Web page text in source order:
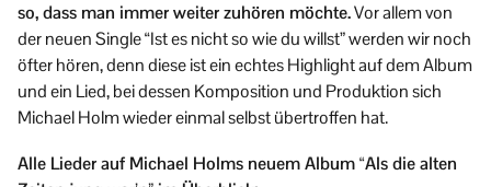
so, dass man immer weiter zuhören möchte.Vor allem von
der neuen Single “Ist es nicht so wie du willst” werden wir noch
öfter hören, denn diese ist ein echtes Highlight auf dem Album
und ein Lied, bei dessen Komposition und Produktion sich
Michael Holm wieder einmal selbst übertroffen hat.
Alle Lieder auf Michael Holms neuem Album “Als die alten